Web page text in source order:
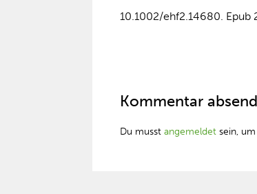
10.1002/ehf2.14680. Epub
Kommentar
Du musstangemeldet sein,